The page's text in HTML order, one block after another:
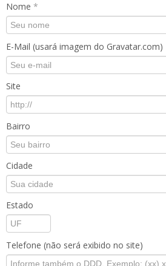
Nome *
E-Mail (usará imagem do Gravatar.com)
Site
Bairro
Cidade
Estado
Telefone (não será exibido no site)